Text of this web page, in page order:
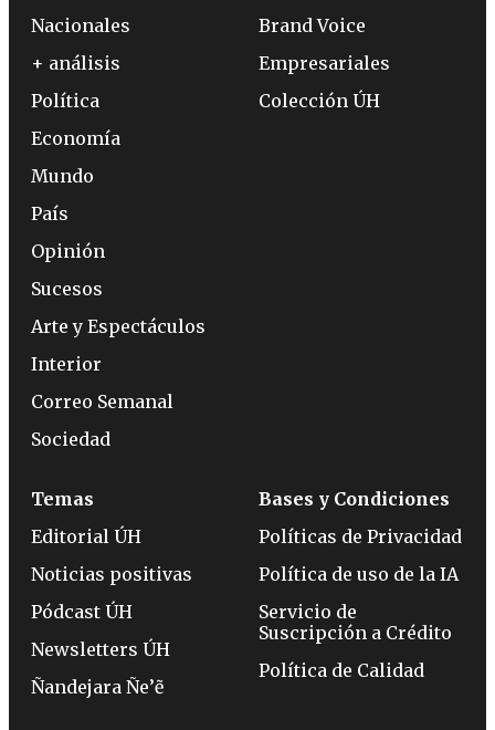
Nacionales
+ análisis
Política
Economía
Mundo
País
Opinión
Sucesos
Arte y Espectáculos
Interior
Correo Semanal
Sociedad
Brand Voice
Empresariales
Colección ÚH
Temas
Editorial ÚH
Noticias positivas
Pódcast ÚH
Newsletters ÚH
Ñandejara Ñe’ẽ
Bases y Condiciones
Políticas de Privacidad
Política de uso de la IA
Servicio de
Suscripción a Crédito
Política de Calidad